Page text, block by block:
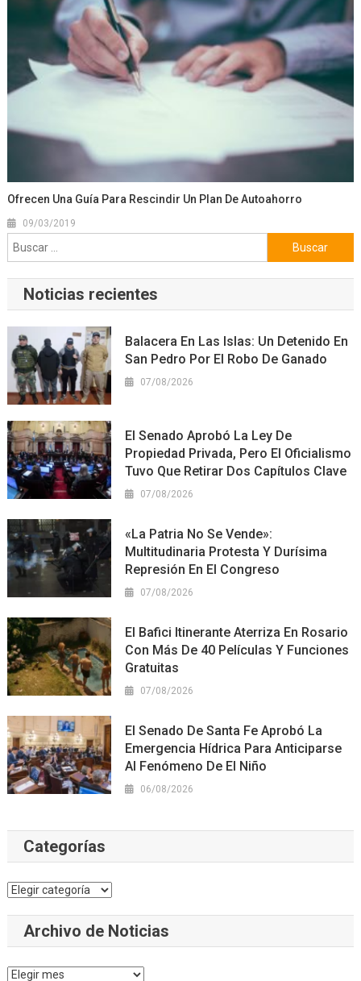
Ofrecen Una Guía Para Rescindir Un Plan De Autoahorro
09/03/2019
Buscar:
Noticias recientes
Balacera En Las Islas: Un Detenido En
San Pedro Por El Robo De Ganado
07/08/2026
El Senado Aprobó La Ley De
Propiedad Privada, Pero El Oficialismo
Tuvo Que Retirar Dos Capítulos Clave
07/08/2026
«La Patria No Se Vende»:
Multitudinaria Protesta Y Durísima
Represión En El Congreso
07/08/2026
El Bafici Itinerante Aterriza En Rosario
Con Más De 40 Películas Y Funciones
Gratuitas
07/08/2026
El Senado De Santa Fe Aprobó La
Emergencia Hídrica Para Anticiparse
Al Fenómeno De El Niño
06/08/2026
Categorías
Categorías
Archivo de Noticias
Archivo